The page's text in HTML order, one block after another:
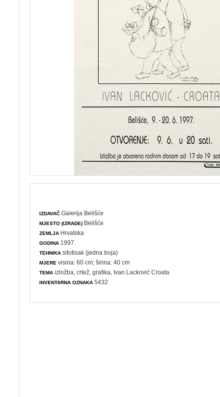
IZDAVAČ Galerija Belišće
MJESTO (IZRADE) Belišće
ZEMLJA Hrvatska
GODINA 1997.
TEHNIKA sitotisak (jedna boja)
MJERE visina: 60 cm; širina: 40 cm
TEMA izložba ,crtež ,grafika , Ivan Lacković Croata
INVENTARNA OZNAKA 5432